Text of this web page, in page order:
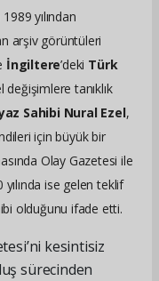
1989 yılından
arşiv görüntüleri
İngiltere’deki Türk
tanıklık
Sahibi Nural Ezel,
için büyük bir
Olay Gazetesi ile
yılında ise gelen teklif
olduğunu ifade etti.
kesintisiz
sürecinden